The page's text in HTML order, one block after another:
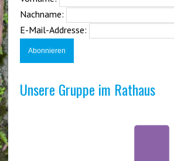
Nachname:
E-Mail-Addresse:
Unsere Gruppe im Rathaus